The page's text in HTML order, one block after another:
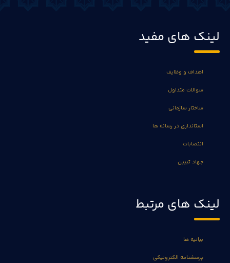
لینک های مفید
اهداف و وظایف
سوالات متداول
ساختار سازمانی
استانداری در رسانه ها
انتصابات
جهاد تبیین
لینک های مرتبط
بیانیه ها
پرسشنامه الکترونیکی